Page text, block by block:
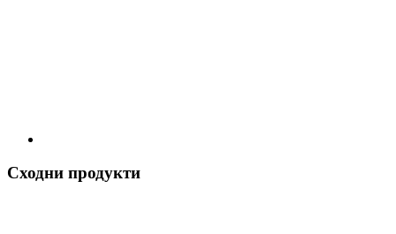
Сходни продукти